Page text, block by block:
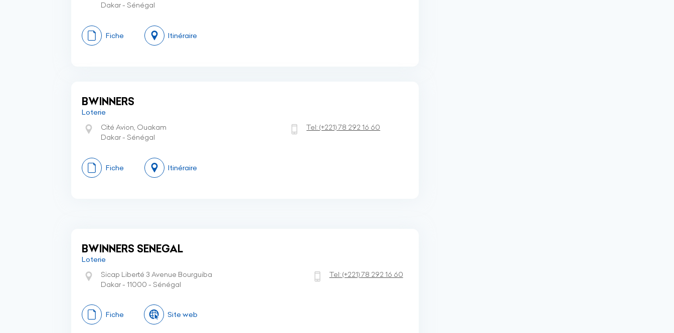
Dakar - Sénégal
Fiche Itinéraire
BWINNERS
Loterie
Cité Avion, Ouakam
Dakar - Sénégal
Tel:(+221)78 292 16 60
Fiche Itinéraire
BWINNERS SENEGAL
Loterie
Sicap Liberté 3 Avenue Bourguiba
Dakar - 11000 - Sénégal
Tel: (+221)78 292 16 60
Fiche Site web